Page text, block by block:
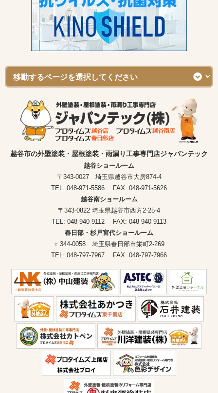
越谷市の外壁塗装・屋根塗装・雨漏り工事専門店ジャパンテック
越谷ショールーム
〒343-0027 埼玉県越谷市大房874-4
TEL: 048-971-5586 FAX: 048-971-5626
越谷南ショールーム
〒343-0822 埼玉県越谷市西方2-25-4
TEL: 048-940-9112 FAX: 048-940-9113
春日部・杉戸宮代ショールーム
〒344-0058 埼玉県春日部市栄町2-269
TEL: 048-797-7967 FAX: 048-797-7966